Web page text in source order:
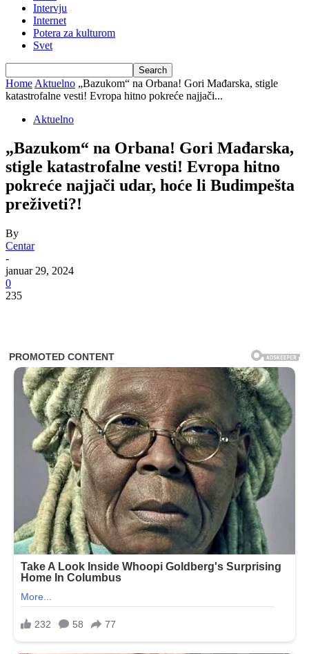
Intervju
Internet
Potera za kulturom
Svet
Home Aktuelno „Bazukom“ na Orbana! Gori Mađarska, stigle
katastrofalne vesti! Evropa hitno pokreće najjači...
Aktuelno
„Bazukom“ na Orbana! Gori Mađarska,
stigle katastrofalne vesti! Evropa hitno
pokreće najjači udar, hoće li Budimpešta
preživeti?!
By
Centar
-
januar 29, 2024
0
235